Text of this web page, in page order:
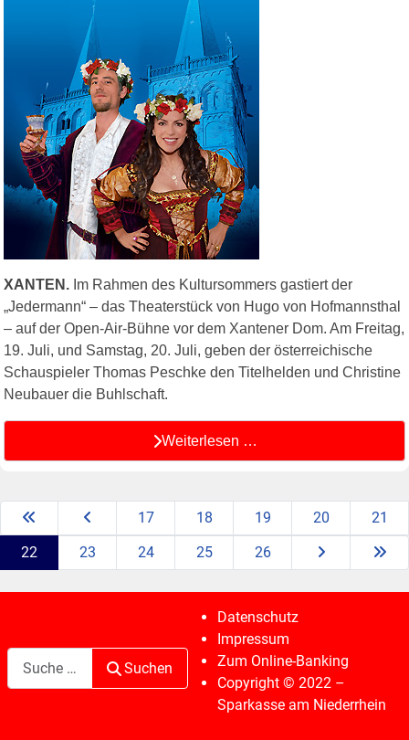
XANTEN. Im Rahmen des Kultursommers gastiert der
„Jedermann“ – das Theaterstück von Hugo von Hofmannsthal
– auf der Open-Air-Bühne vor dem Xantener Dom. Am Freitag,
19. Juli, und Samstag, 20. Juli, geben der österreichische
Schauspieler Thomas Peschke den Titelhelden und Christine
Neubauer die Buhlschaft.
Weiterlesen …
17 18 19 20
21
22
23 24 25 26
Suchen
Datenschutz
Impressum
Zum Online-Banking
Copyright © 2022 –
Sparkasse am Niederrhein